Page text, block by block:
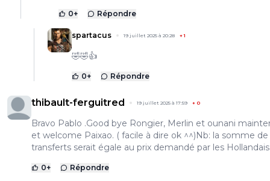
0+ Répondre
spartacus 19 juillet 2025 à 20:28 +1
🤣🤣👍
0+ Répondre
thibault-ferguitred 19 juillet 2025 à 17:59 + 0
Bravo Pablo .Good bye Rongier, Merlin et ounani
et welcome Paixao. ( facile à dire ok ^^)Nb: la somme de
transferts serait égale au prix demandé par les
0+ Répondre